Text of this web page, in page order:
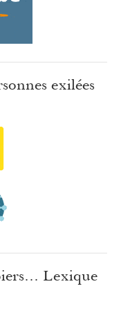
exilées
Lexique